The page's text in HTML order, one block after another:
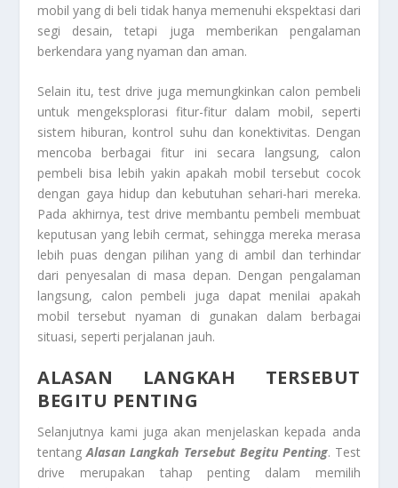
mobil yang di beli tidak hanya memenuhi ekspektasi dari
segi desain, tetapi juga memberikan pengalaman
berkendara yang nyaman dan aman.
Selain itu, test drive juga memungkinkan calon pembeli
untuk mengeksplorasi fitur-fitur dalam mobil, seperti
sistem hiburan, kontrol suhu dan konektivitas. Dengan
mencoba berbagai fitur ini secara langsung, calon
pembeli bisa lebih yakin apakah mobil tersebut cocok
dengan gaya hidup dan kebutuhan sehari-hari mereka.
Pada akhirnya, test drive membantu pembeli membuat
keputusan yang lebih cermat, sehingga mereka merasa
lebih puas dengan pilihan yang di ambil dan terhindar
dari penyesalan di masa depan. Dengan pengalaman
langsung, calon pembeli juga dapat menilai apakah
mobil tersebut nyaman di gunakan dalam berbagai
situasi, seperti perjalanan jauh.
ALASAN LANGKAH TERSEBUT
BEGITU PENTING
Selanjutnya kami juga akan menjelaskan kepada anda
tentangAlasan Langkah Tersebut Begitu Penting. Test
drive merupakan tahap penting dalam memilih